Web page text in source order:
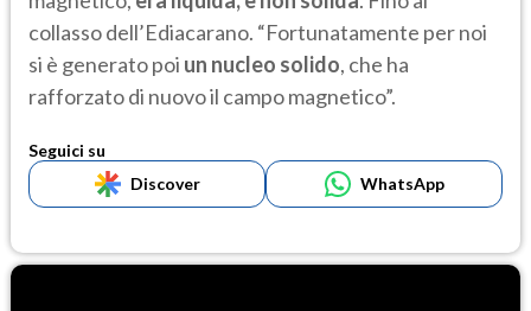
collasso dell’Ediacarano. “Fortunatamente per noi
si è generato poi un nucleo solido, che ha
rafforzato di nuovo il campo magnetico”.
Seguici su
Discover
WhatsApp